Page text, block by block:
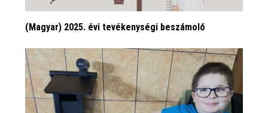
(Magyar) 2025. évi tevékenységi beszámoló